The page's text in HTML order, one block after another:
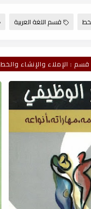
قسم اللغة العربية
: الإملاء والإنشاء والخط